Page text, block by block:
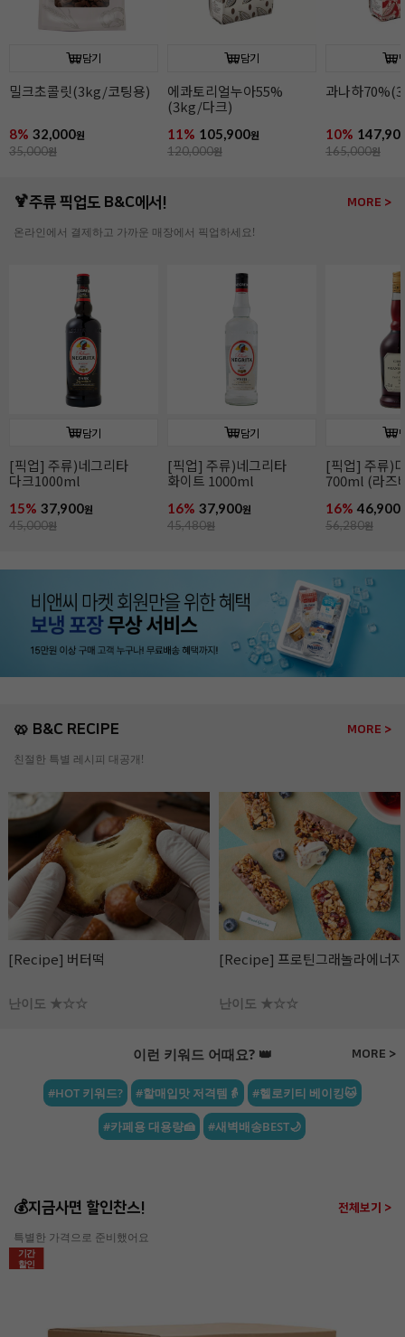
담기
과나하70%(3kg/다크)
10% 147,900
165,000원
담기
이보아르35%(3kg/
화이트)
9% 149,900원
165,000원
오팔리스
13%
190,000원
🍹주류 픽업도 B&C에서! MORE >
온라인에서 결제하고 가까운 매장에서 픽업하세요!
담기
[픽업] 주류)디종 산딸기
700ml (라즈베리)
16% 46,900원
56,280원
담기
[픽업] 주류)꼬인트루
(코인트로) 700ml
16% 41,900원
49,900원
[픽업] 주류)
1000ml
16% 86,900
104,280원
🥨 B&C RECIPE MORE >
친절한 특별 레시피 대공개!
[Recipe] 프로틴그래놀라에너지바
난이도 ★☆☆
[Recipe] 파로 플레이크 땅콩 &
난이도 ★☆☆
이런 키워드 어때요? 👑 MORE >
#HOT 키워드? #할매입맛 저격템👵 #헬로키티 베이킹🐱
#카페용 대용량🍰 #새벽배송BEST🌙
💰지금사면 할인찬스! 전체보기 >
특별한 가격으로 준비했어요
기간
할인